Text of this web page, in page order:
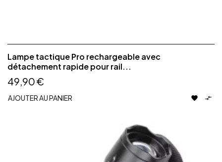
Lampe tactique Pro rechargeable avec
détachement rapide pour rail...
49,90 €
AJOUTER AU PANIER  